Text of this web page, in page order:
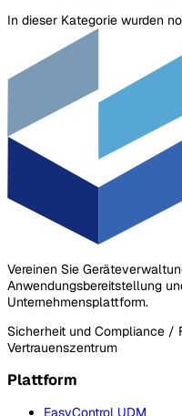
In dieser Kategorie wurden
Vereinen Sie
Anwendungsbereitstellung
Unternehmensplattform.
Sicherheit und Compliance /
Vertrauenszentrum
Plattform